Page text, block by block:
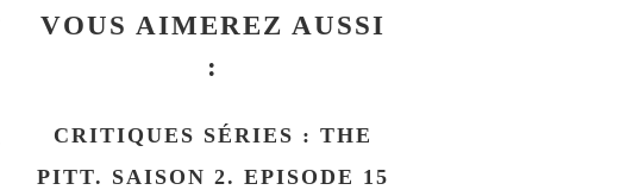
VOUS AIMEREZ AUSSI
:
CRITIQUES SÉRIES : THE
PITT. SAISON 2. EPISODE 15